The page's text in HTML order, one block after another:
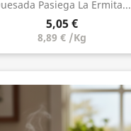
Pasiega La Ermita...
5,05 €
8,89 € /Kg